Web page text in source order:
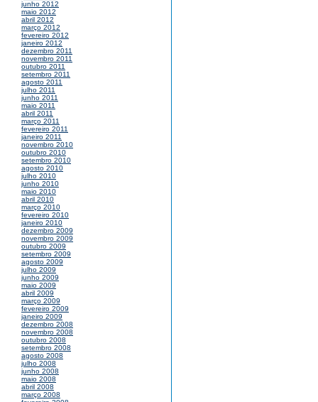
junho 2012
maio 2012
abril 2012
março 2012
fevereiro 2012
janeiro 2012
dezembro 2011
novembro 2011
outubro 2011
setembro 2011
agosto 2011
julho 2011
junho 2011
maio 2011
abril 2011
março 2011
fevereiro 2011
janeiro 2011
novembro 2010
outubro 2010
setembro 2010
agosto 2010
julho 2010
junho 2010
maio 2010
abril 2010
março 2010
fevereiro 2010
janeiro 2010
dezembro 2009
novembro 2009
outubro 2009
setembro 2009
agosto 2009
julho 2009
junho 2009
maio 2009
abril 2009
março 2009
fevereiro 2009
janeiro 2009
dezembro 2008
novembro 2008
outubro 2008
setembro 2008
agosto 2008
julho 2008
junho 2008
maio 2008
abril 2008
março 2008